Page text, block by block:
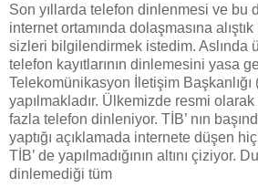
Son yıllarda telefon dinlenmesi ve bu
internet ortamında dolaşmasına
sizleri bilgilendirmek istedim. Aslında
telefon kayıtlarının dinlemesini yasa
Telekomünikasyon İletişim Başkanlığı
yapılmakladır. Ülkemizde resmi
fazla telefon dinleniyor. TİB’ nın
yaptığı açıklamada internete düşen
TİB’ de yapılmadığının altını çiziyor.
dinlemediği tüm